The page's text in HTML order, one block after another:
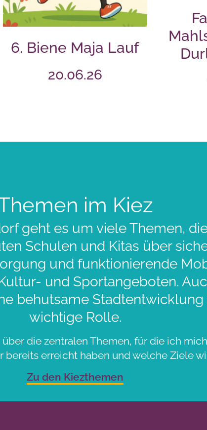
6. Biene Maja Lauf
20.06.26
im Kiez
geht es um viele Themen,
Schulen und Kitas über
und funktionierende
und Sportangeboten.
behutsame
wichtige Rolle.
die zentralen Themen, für die ich
bereits erreicht haben und welche Ziele
Zu den Kiezthemen